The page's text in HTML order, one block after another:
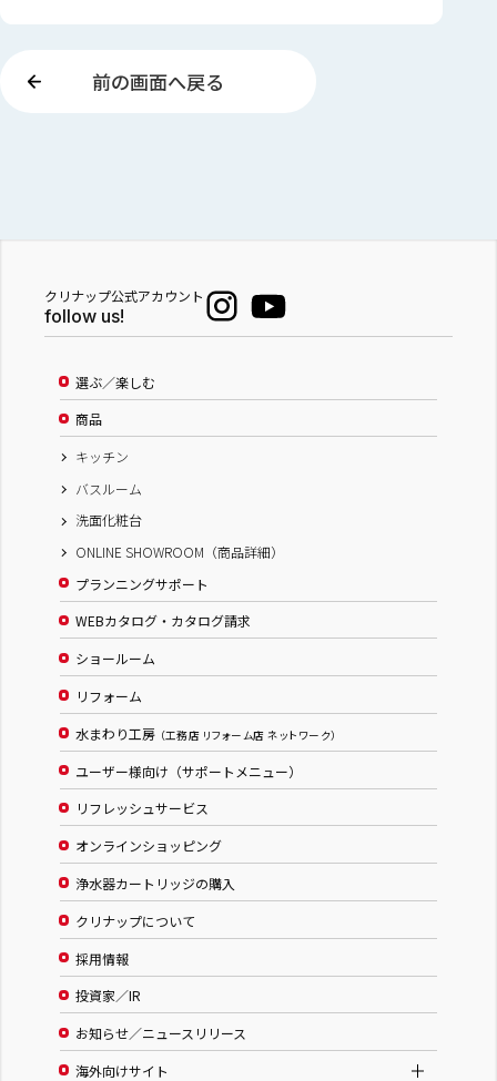
前の画面へ戻る
クリナップ公式アカウント
follow us!
選ぶ／楽しむ
商品
キッチン
バスルーム
洗面化粧台
ONLINE SHOWROOM（商品詳細）
プランニングサポート
WEBカタログ・カタログ請求
ショールーム
リフォーム
水まわり工房 （工務店 リフォーム店 ネットワーク）
ユーザー様向け（サポートメニュー）
リフレッシュサービス
オンラインショッピング
浄水器カートリッジの購入
クリナップについて
採用情報
投資家／IR
お知らせ／ニュースリリース
海外向けサイト